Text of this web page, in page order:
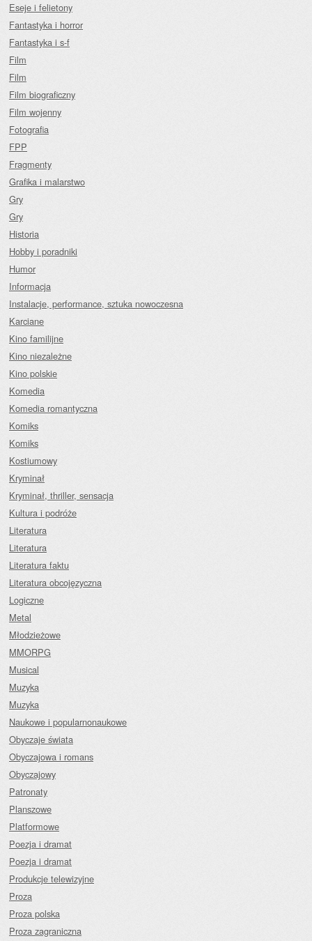
Eseje i felietony
Fantastyka i horror
Fantastyka i s-f
Film
Film
Film biograficzny
Film wojenny
Fotografia
FPP
Fragmenty
Grafika i malarstwo
Gry
Gry
Historia
Hobby i poradniki
Humor
Informacja
Instalacje, performance, sztuka nowoczesna
Karciane
Kino familijne
Kino niezależne
Kino polskie
Komedia
Komedia romantyczna
Komiks
Komiks
Kostiumowy
Kryminał
Kryminał, thriller, sensacja
Kultura i podróże
Literatura
Literatura
Literatura faktu
Literatura obcojęzyczna
Logiczne
Metal
Młodzieżowe
MMORPG
Musical
Muzyka
Muzyka
Naukowe i popularnonaukowe
Obyczaje świata
Obyczajowa i romans
Obyczajowy
Patronaty
Planszowe
Platformowe
Poezja i dramat
Poezja i dramat
Produkcje telewizyjne
Proza
Proza polska
Proza zagraniczna